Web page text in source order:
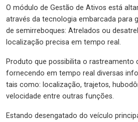
O módulo de Gestão de Ativos está
através da tecnologia embarcada para
de semirreboques: Atrelados ou
localização precisa em tempo real.
Produto que possibilita o rastreamento
fornecendo em tempo real diversas
tais como: localização, trajetos,
velocidade entre outras funções.
Estando desengatado do veículo